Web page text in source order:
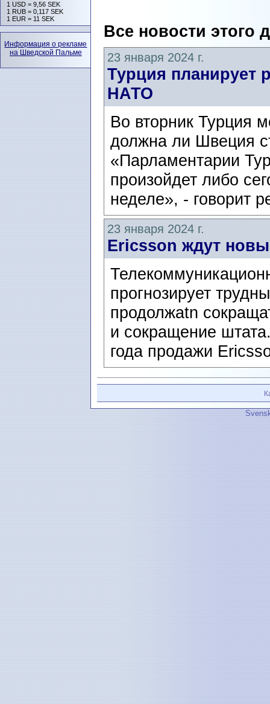
Все новости этого
23 января 2024 г.
Турция планирует
НАТО
Во вторник Турция
должна ли Швеция
«Парламентарии
произойдет либо
неделе», - говорит
23 января 2024 г.
Ericsson ждут
прогнозирует
продолжаtn
и сокращение
года продажи
1 USD = 9,56 SEK
1 RUB = 0,117 SEK
1 EUR = 11 SEK
Информация о рекламе
на Шведской Пальме